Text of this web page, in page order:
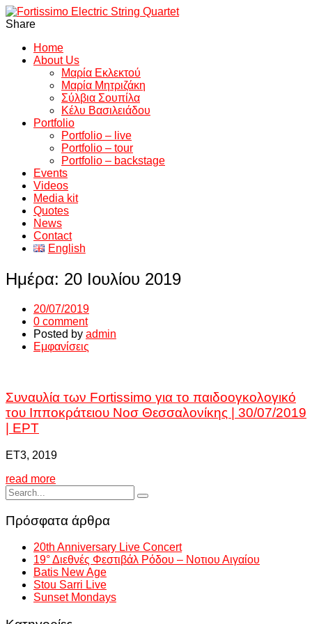
Share
Home
About Us
Μαρία Εκλεκτού
Μαρία Μητριζάκη
Σύλβια Σουπίλα
Κέλυ Βασιλειάδου
Portfolio
Portfolio – live
Portfolio – tour
Portfolio – backstage
Events
Videos
Media kit
Quotes
News
Contact
English
Ημέρα: 20 Ιουλίου 2019
20/07/2019
0 comment
Posted by admin
Εμφανίσεις
Συναυλία των Fortissimo για το παιδοογκολογικό
του Ιπποκράτειου Νοσ Θεσσαλονίκης | 30/07/2019
| ΕΡΤ
ΕΤ3, 2019
read more
Πρόσφατα άρθρα
20th Anniversary Live Concert
19° Διεθνές Φεστιβάλ Ρόδου – Νοτιου Αιγαίου
Batis New Age
Stou Sarri Live
Sunset Mondays